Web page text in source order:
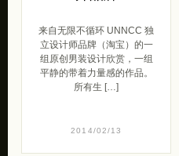
来自无限不循环 UNNCC 独
立设计师品牌（淘宝）的一
组原创男装设计欣赏，一组
平静的带着力量感的作品。
所有生 […]
2014/02/13